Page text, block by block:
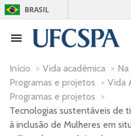
BRASIL
Início > Vida acadêmica >
Programas e projetos > Vida
Programas e projetos >
Tecnologias sustentáveis de
à inclusão de Mulheres em